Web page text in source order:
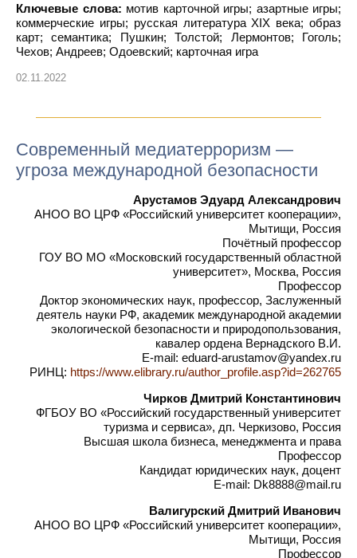
Ключевые слова: мотив карточной игры; азартные игры;
коммерческие игры; русская литература XIX века; образ
карт; семантика; Пушкин; Толстой; Лермонтов; Гоголь;
Чехов; Андреев; Одоевский; карточная игра
02.11.2022
Современный медиатерроризм —
угроза международной безопасности
Арустамов Эдуард Александрович
АНОО ВО ЦРФ «Российский университет кооперации»,
Мытищи, Россия
Почётный профессор
ГОУ ВО МО «Московский государственный областной
университет», Москва, Россия
Профессор
Доктор экономических наук, профессор, Заслуженный
деятель науки РФ, академик международной академии
экологической безопасности и природопользования,
кавалер ордена Вернадского В.И.
E-mail: eduard-arustamov@yandex.ru
РИНЦ: https://www.elibrary.ru/author_profile.asp?id=262765
Чирков Дмитрий Константинович
ФГБОУ ВО «Российский государственный университет
туризма и сервиса», дп. Черкизово, Россия
Высшая школа бизнеса, менеджмента и права
Профессор
Кандидат юридических наук, доцент
E-mail: Dk8888@mail.ru
Валигурский Дмитрий Иванович
АНОО ВО ЦРФ «Российский университет кооперации»,
Мытищи, Россия
Профессор